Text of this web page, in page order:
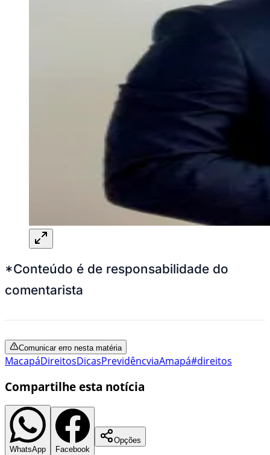
*Conteúdo é de responsabilidade do
comentarista
Comunicar erro nesta matéria
MacapáDireitosDicasPrevidêncviaAmapá#direitos
Compartilhe esta notícia
WhatsApp Facebook
Opções